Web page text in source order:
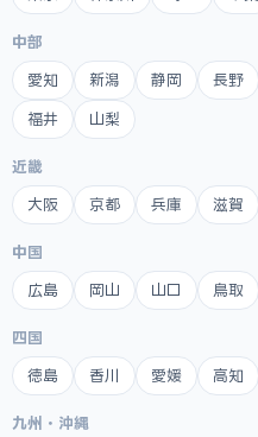
中部
愛知 新潟 静岡 長野
福井 山梨
近畿
大阪 京都 兵庫 滋賀
中国
広島 岡山 山口 鳥取
四国
徳島 香川 愛媛 高知
九州・沖縄